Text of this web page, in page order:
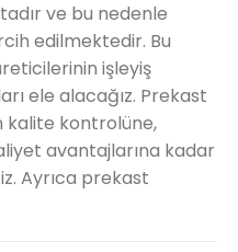
ve bu nedenle
edilmektedir. Bu
işleyiş
ele alacağız. Prekast
kalite kontrolüne,
avantajlarına kadar
Ayrıca prekast